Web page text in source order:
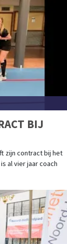
BIJ
zijn contract bij het
al vier jaar coach